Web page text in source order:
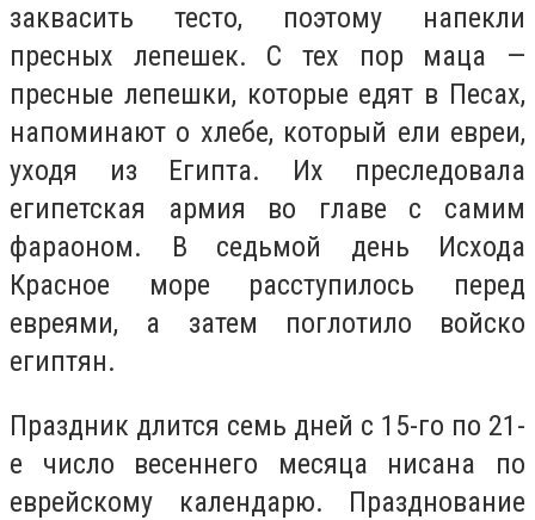
заквасить тесто, поэтому напекли
пресных лепешек. С тех пор маца —
пресные лепешки, которые едят в Песах,
напоминают о хлебе, который ели евреи,
уходя из Египта. Их преследовала
египетская армия во главе с самим
фараоном. В седьмой день Исхода
Красное море расступилось перед
евреями, а затем поглотило войско
египтян.
Праздник длится семь дней с 15-го по 21-
е число весеннего месяца нисана по
еврейскому календарю. Празднование